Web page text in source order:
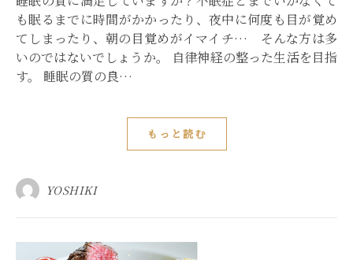
も眠るまでに時間がかかったり、夜中に何度も目が覚め
てしまったり、朝の目覚めがイマイチ… そんな方は多
いのではないでしょうか。 自律神経の整った生活を目指
す。 睡眠の質の良…
もっと読む
YOSHIKI